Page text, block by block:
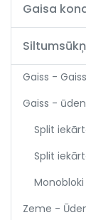
Gaisa
Gaiss - Gaiss
Gaiss -
Split
Split
Monobloki
Zeme -